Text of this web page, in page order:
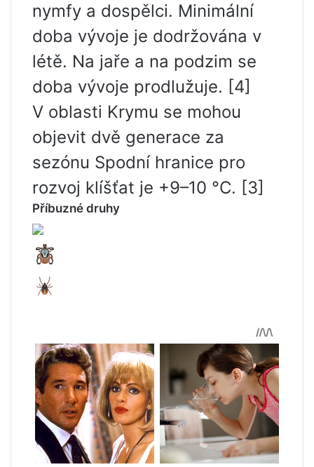
nymfy a dospělci. Minimální
doba vývoje je dodržována v
létě. Na jaře a na podzim se
doba vývoje prodlužuje. [4]
V oblasti Krymu se mohou
objevit dvě generace za
sezónu Spodní hranice pro
rozvoj klíšťat je +9–10 °C. [3]
Příbuzné druhy